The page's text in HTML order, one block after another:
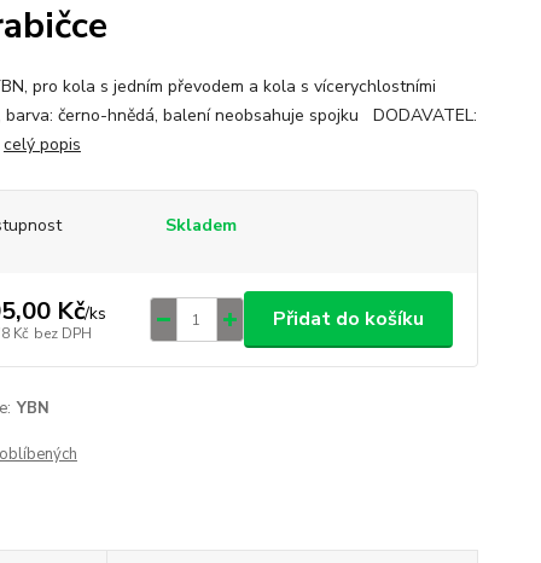
pro kola s jedním převodem a kola s vícerychlostními
barva: černo-hnědá, balení neobsahuje spojku DODAVATEL:
celý popis
Skladem
Kč/ks
Kč bez DPH
Přidat do košíku
YBN